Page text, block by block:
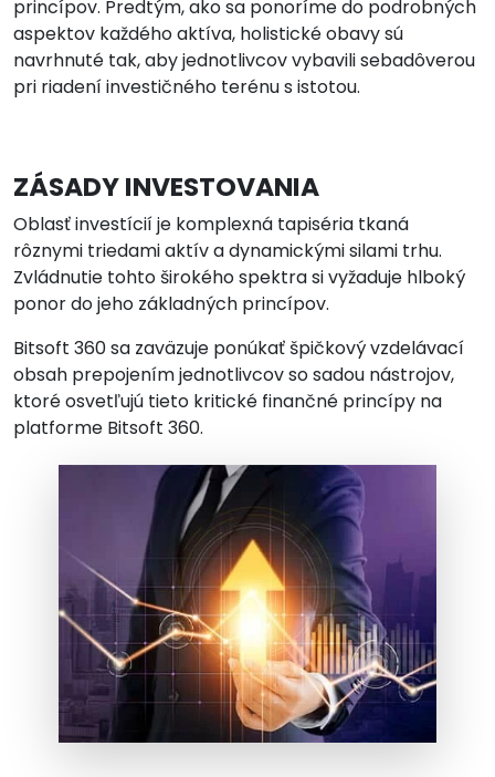
princípov. Predtým, ako sa ponoríme do podrobných
aspektov každého aktíva, holistické obavy sú
navrhnuté tak, aby jednotlivcov vybavili sebadôverou
pri riadení investičného terénu s istotou.
ZÁSADY INVESTOVANIA
Oblasť investícií je komplexná tapiséria tkaná
rôznymi triedami aktív a dynamickými silami trhu.
Zvládnutie tohto širokého spektra si vyžaduje hlboký
ponor do jeho základných princípov.
Bitsoft 360 sa zaväzuje ponúkať špičkový vzdelávací
obsah prepojením jednotlivcov so sadou nástrojov,
ktoré osvetľujú tieto kritické finančné princípy na
platforme Bitsoft 360.